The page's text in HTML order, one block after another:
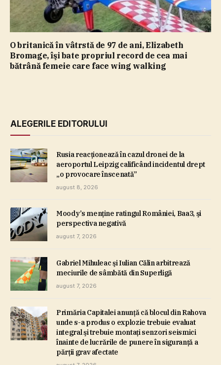
O britanică în vâtrstă de 97 de ani, Elizabeth
Bromage, îşi bate propriul record de cea mai
bătrână femeie care face wing walking
ALEGERILE EDITORULUI
Rusia reacţionează în cazul dronei de la
aeroportul Leipzig calificând incidentul drept
„o provocare înscenată”
august 8, 2026
Moody’s menţine ratingul României, Baa3, şi
perspectiva negativă
august 7, 2026
Gabriel Mihuleac şi Iulian Călin arbitrează
meciurile de sâmbătă din Superligă
august 7, 2026
Primăria Capitalei anunţă că blocul din Rahova
unde s-a produs o explozie trebuie evaluat
integral şi trebuie montaţi senzori seismici
înainte de lucrările de punere în siguranţă a
părţii grav afectate